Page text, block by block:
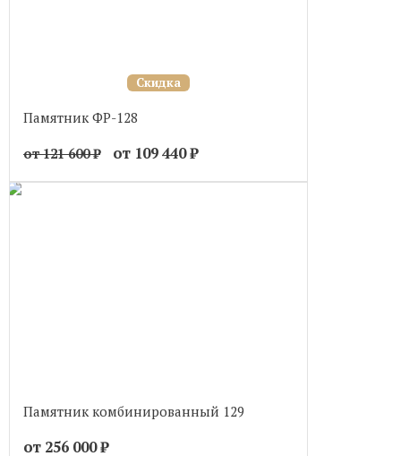
Скидка
Памятник ФР-128
от 121 600₽ от 109 440₽
Памятник комбинированный 129
от 256 000₽